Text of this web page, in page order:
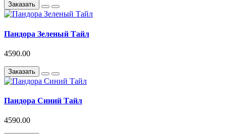
Заказать
Пандора Зеленый Тайл
4590.00
Заказать
Пандора Синий Тайл
4590.00